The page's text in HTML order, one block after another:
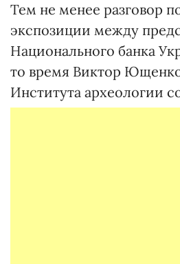
Тем не менее разговор
экспозиции между
Национального банка
то время Виктор
Института археологии